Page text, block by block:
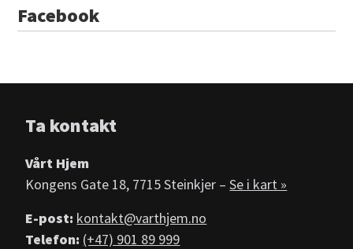
Facebook
Ta kontakt
Vårt Hjem
Kongens Gate 18, 7715 Steinkjer –Se i kart »
E-post: kontakt@varthjem.no
Telefon: (+47) 901 89 999